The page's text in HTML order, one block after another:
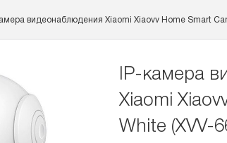
видеонаблюдения Xiaomi Xiaovv Home Smart
IP-камера
Xiaomi
White (XVV-